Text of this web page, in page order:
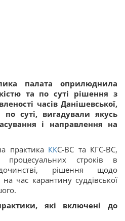
палата оприлюднила
та по суті рішення з
часів Данішевської,
суті, вигадували якусь
і направлення на
практика ККС-ВС та КГС-ВС,
процесуальних строків в
рішення щодо
час карантину суддівської
які включені до